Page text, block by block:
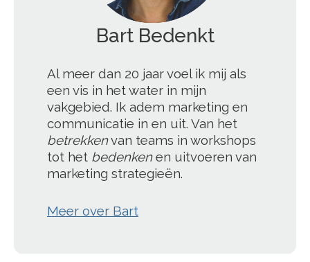
';
Al meer dan 20 jaar voel ik mij als
een vis in het water in mijn
vakgebied. Ik adem marketing en
communicatie in en uit. Van het
betrekkenvan teams in workshops
tot het bedenkenen uitvoeren van
marketing strategieën.
Meer over Bart